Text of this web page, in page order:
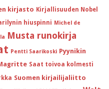
kirjasto Kirjallisuuden Nobel
hiuspinni Michel de
Musta runokirja
Pentti Saarikoski Pyynikin
Saat toivoa kolmesti
Suomen kirjailijaliitto